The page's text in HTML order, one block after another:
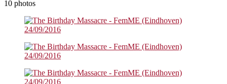
10 photos